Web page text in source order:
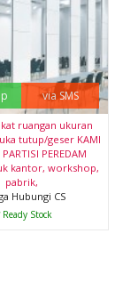
via SMS
ruangan ukuran
tutup/geser KAMI
PEREDAM
kantor, workshop,
pabrik,
Hubungi CS
Ready Stock